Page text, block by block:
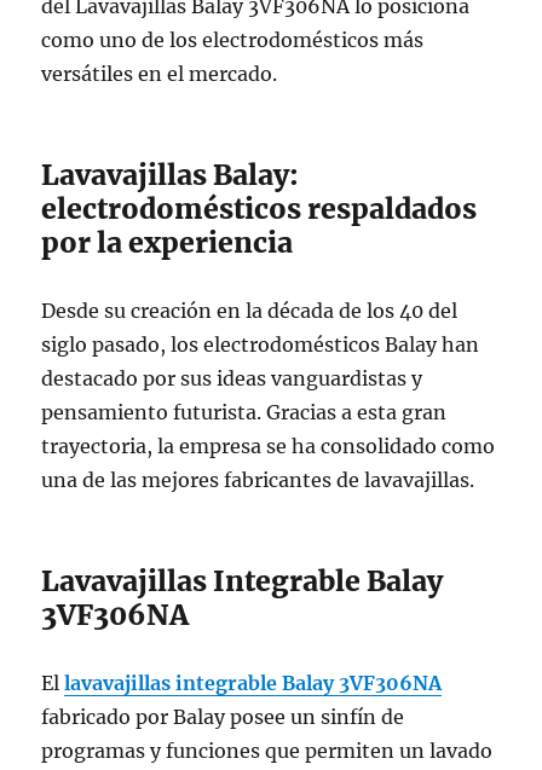
del Lavavajillas Balay 3VF306NA lo posiciona
como uno de los electrodomésticos más
versátiles en el mercado.
Lavavajillas Balay:
electrodomésticos respaldados
por la experiencia
Desde su creación en la década de los 40 del
siglo pasado, los electrodomésticos Balay han
destacado por sus ideas vanguardistas y
pensamiento futurista. Gracias a esta gran
trayectoria, la empresa se ha consolidado como
una de las mejores fabricantes de lavavajillas.
Lavavajillas Integrable Balay
3VF306NA
Ellavavajillas integrable Balay 3VF306NA
fabricado por Balay posee un sinfín de
programas y funciones que permiten un lavado